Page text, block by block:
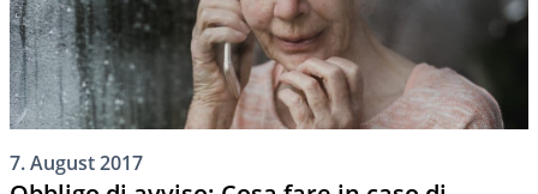
7. August 2017